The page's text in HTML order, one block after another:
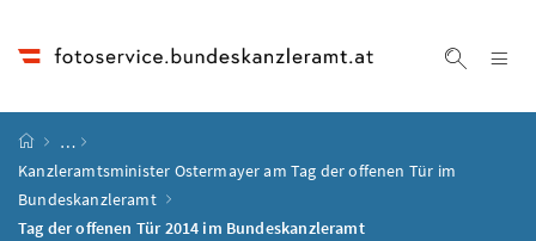
Startseite
…
Kanzleramtsminister Ostermayer am Tag der offenen Tür im
Bundeskanzleramt
Tag der offenen Tür 2014 im Bundeskanzleramt